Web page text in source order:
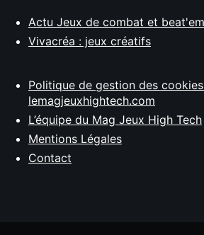
Actu Jeux de combat et
Vivacréa : jeux créatifs
Politique de gestion des
lemagjeuxhightech.com
L’équipe du Mag Jeux High Tech
Mentions Légales
Contact